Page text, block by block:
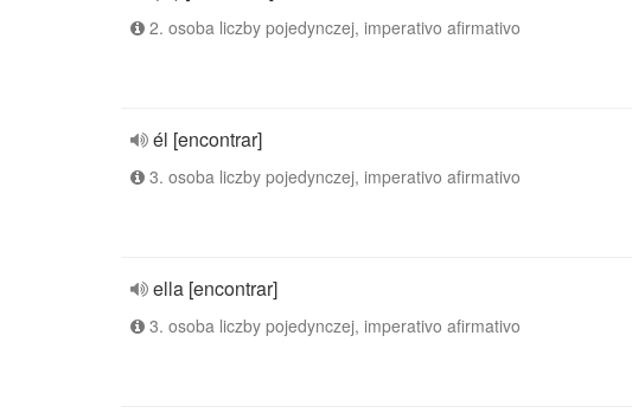
2. osoba liczby pojedynczej, imperativo afirmativo
él [encontrar]
3. osoba liczby pojedynczej, imperativo afirmativo
ella [encontrar]
3. osoba liczby pojedynczej, imperativo afirmativo